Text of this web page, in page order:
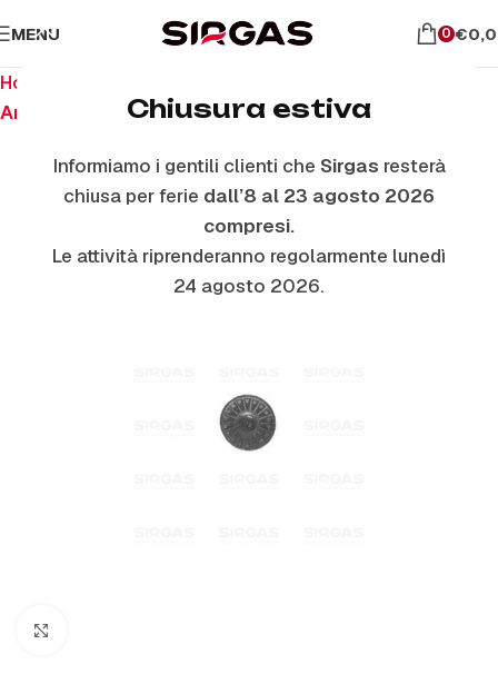
Chiusura estiva
Informiamo i gentili clienti che Sirgas resterà
chiusa per ferie dall’8 al 23 agosto 2026
compresi.
Le attività riprenderanno regolarmente lunedì
24 agosto 2026.
MENU 0 €
Home
Anelli E Piattelli Smaltati